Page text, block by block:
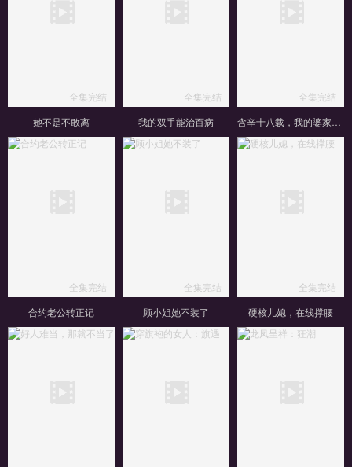
全集完结
她不是不敢离
全集完结
我的双手能治百病
全集完结
含辛十八载，我的婆家全是假的
全集完结
合约老公转正记
全集完结
顾小姐她不装了
全集完结
硬核儿媳，在线撑腰